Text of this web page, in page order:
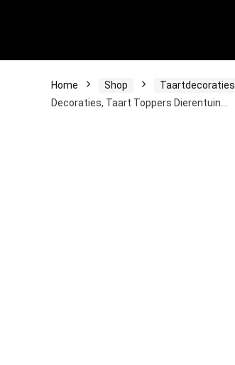
Home Shop Taartdecoraties
Decoraties, Taart Toppers Dierentuin…